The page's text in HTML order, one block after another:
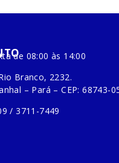
de 08:00 às 14:00
Branco, 2232.
– Pará – CEP: 68743-
/ 3711-7449